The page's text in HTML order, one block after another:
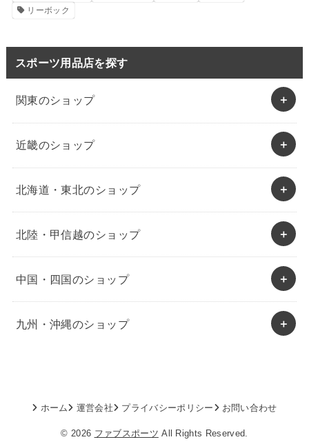
リーボック
スポーツ用品店を探す
関東のショップ
近畿のショップ
北海道・東北のショップ
北陸・甲信越のショップ
中国・四国のショップ
九州・沖縄のショップ
ホーム 運営会社 プライバシーポリシー お問い合わせ
© 2026 ファブスポーツ All Rights Reserved.